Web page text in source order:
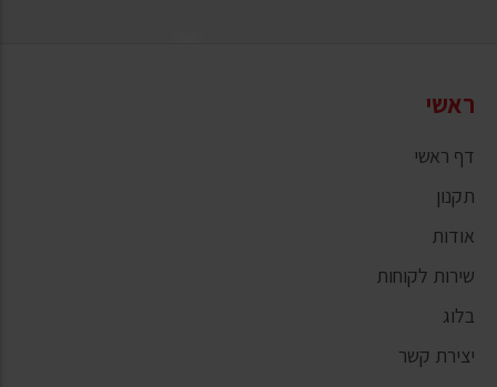
ראשי
דף ראשי
תקנון
אודות
שירות לקוחות
בלוג
יצירת קשר